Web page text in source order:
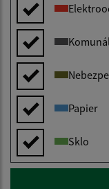
Papier
Sklo